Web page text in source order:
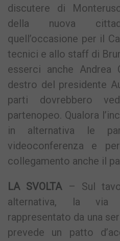
discutere di
della nuova
quell’occasione per il
tecnici e allo staff di
esserci anche Andrea
destro del presidente
parti dovrebbero
partenopeo. Qualora
in alternativa le
videoconferenza e
collegamento anche il
LA SVOLTA– Sul
alternativa, la via
rappresentato da una
prevede un patto